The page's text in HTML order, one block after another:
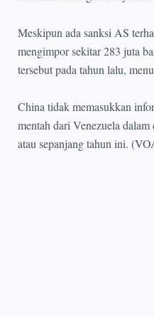
Meskipun ada sanksi AS
mengimpor sekitar 283 juta
tersebut pada tahun lalu,
China tidak memasukkan
mentah dari Venezuela
atau sepanjang tahun ini.